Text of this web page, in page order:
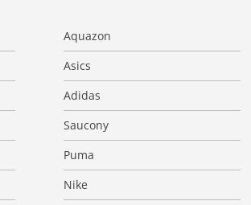
Aquazon
Asics
Adidas
Saucony
Puma
Nike